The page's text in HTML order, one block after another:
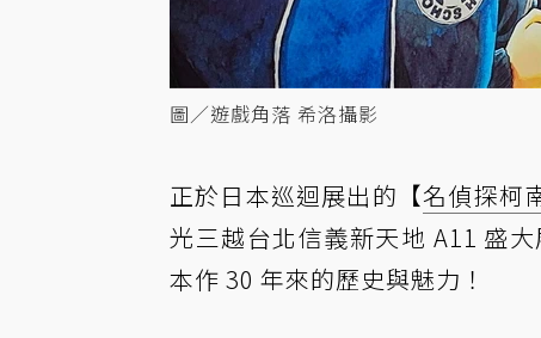
圖／遊戲角落 希洛攝影
正於日本巡迴展出的【名偵探柯
光三越台北信義新天地 A11 盛
本作 30 年來的歷史與魅力！